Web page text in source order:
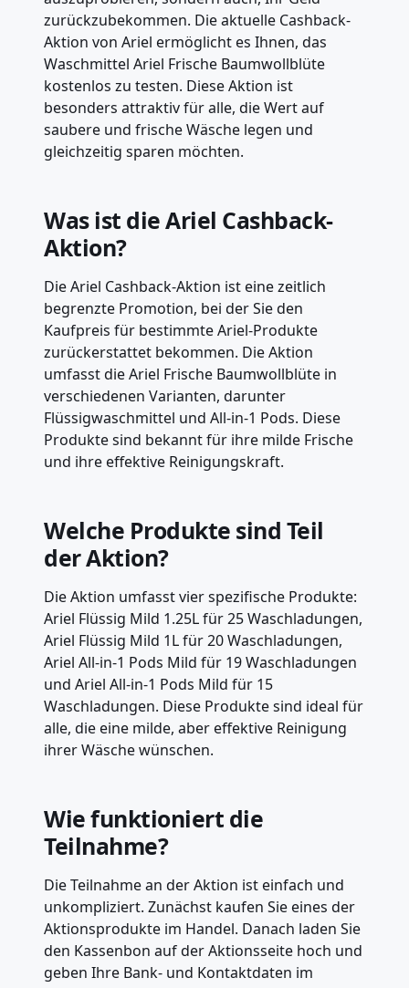
zurückzubekommen. Die aktuelle Cashback-
Aktion von Ariel ermöglicht es Ihnen, das
Waschmittel Ariel Frische Baumwollblüte
kostenlos zu testen. Diese Aktion ist
besonders attraktiv für alle, die Wert auf
saubere und frische Wäsche legen und
gleichzeitig sparen möchten.
Was ist die Ariel Cashback-
Aktion?
Die Ariel Cashback-Aktion ist eine zeitlich
begrenzte Promotion, bei der Sie den
Kaufpreis für bestimmte Ariel-Produkte
zurückerstattet bekommen. Die Aktion
umfasst die Ariel Frische Baumwollblüte in
verschiedenen Varianten, darunter
Flüssigwaschmittel und All-in-1 Pods. Diese
Produkte sind bekannt für ihre milde Frische
und ihre effektive Reinigungskraft.
Welche Produkte sind Teil
der Aktion?
Die Aktion umfasst vier spezifische Produkte:
Ariel Flüssig Mild 1.25L für 25 Waschladungen,
Ariel Flüssig Mild 1L für 20 Waschladungen,
Ariel All-in-1 Pods Mild für 19 Waschladungen
und Ariel All-in-1 Pods Mild für 15
Waschladungen. Diese Produkte sind ideal für
alle, die eine milde, aber effektive Reinigung
ihrer Wäsche wünschen.
Wie funktioniert die
Teilnahme?
Die Teilnahme an der Aktion ist einfach und
unkompliziert. Zunächst kaufen Sie eines der
Aktionsprodukte im Handel. Danach laden Sie
den Kassenbon auf der Aktionsseite hoch und
geben Ihre Bank- und Kontaktdaten im